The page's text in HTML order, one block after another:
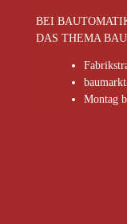
BEI
DAS THEMA
Montag